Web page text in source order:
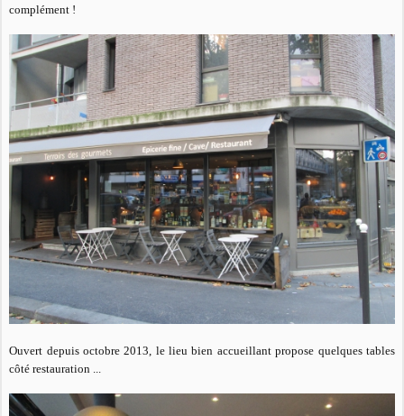
complément !
Ouvert depuis octobre 2013, le lieu bien accueillant propose quelques tables
côté restauration ...